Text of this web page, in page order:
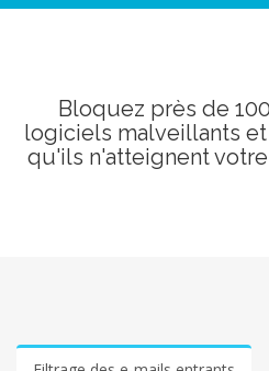
Bloquez près de
logiciels malveillants
qu'ils n'atteignent